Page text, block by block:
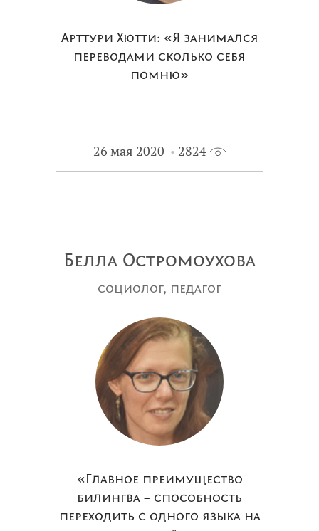
Арттури Хютти: «Я занимался
переводами сколько себя
помню»
26 мая 2020 2824
Белла Остромоухова
социолог, педагог
«Главное преимущество
билингва – способность
переходить с одного языка на